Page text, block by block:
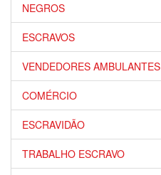
NEGROS
ESCRAVOS
VENDEDORES AMBULANTES
COMÉRCIO
ESCRAVIDÃO
TRABALHO ESCRAVO